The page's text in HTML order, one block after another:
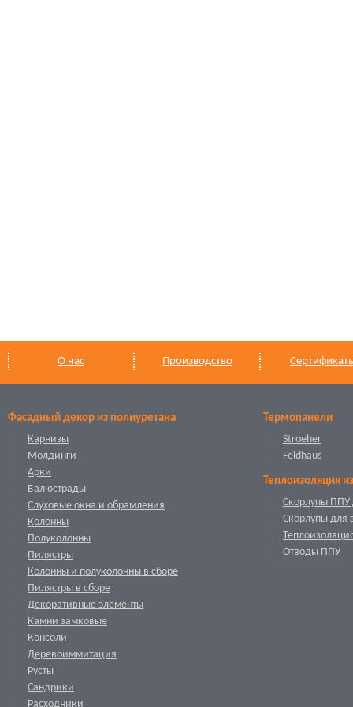
О нас Производство
Фасадный декор из полиуретана
Карнизы
Молдинги
Арки
Балюстрады
Слуховые окна и обрамления
Колонны
Полуколонны
Пилястры
Колонны и полуколонны в сборе
Пилястры в сборе
Декоративные элементы
Камни замковые
Консоли
Деревоиммитация
Русты
Сандрики
Расходники
Термопанели
Stroeher
Feldhaus
Теплоизоляция
Скорлупы ППУ
Скорлупы для
Отводы ППУ